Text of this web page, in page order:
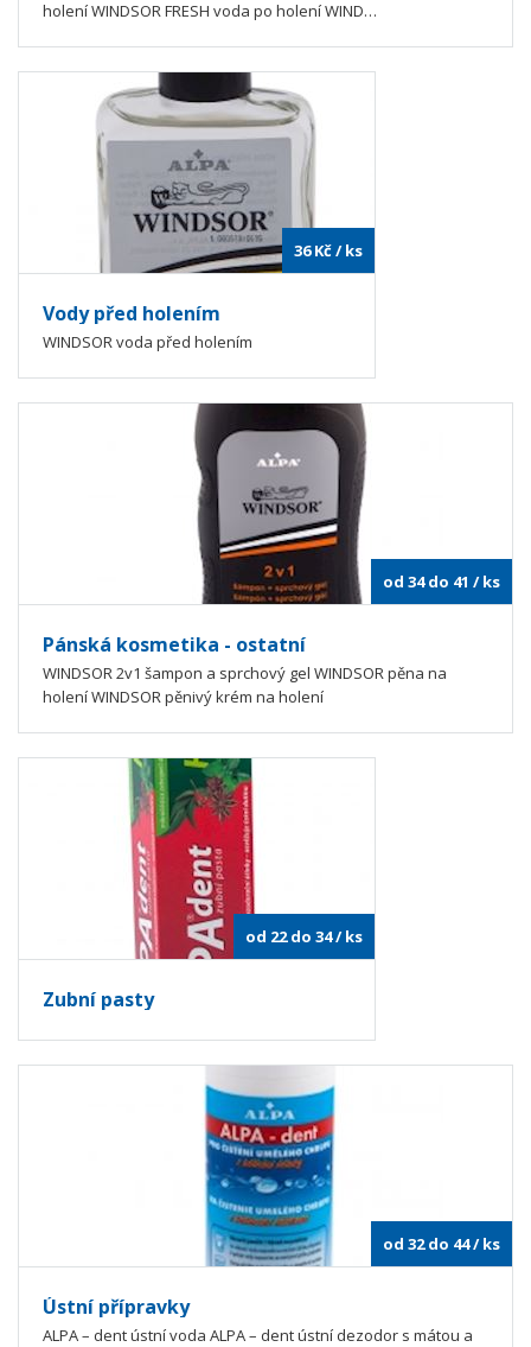
holení WINDSOR FRESH voda po holení WIND…
36 Kč/ ks
Vody před holením
WINDSOR voda před holením
od 34 do 41 / ks
Pánská kosmetika - ostatní
WINDSOR 2v1 šampon a sprchový gel WINDSOR pěna na
holení WINDSOR pěnivý krém na holení
od 22 do 34/ ks
Zubní pasty
od 32 do 44/ ks
Ústní přípravky
ALPA – dent ústní voda ALPA – dent ústní dezodor s mátou a